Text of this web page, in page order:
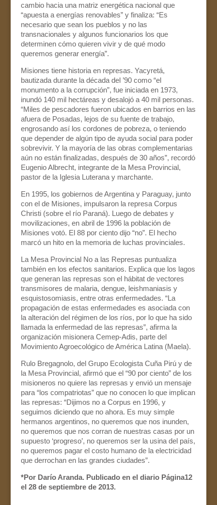
cambio hacia una matriz energética nacional que
“apuesta a energías renovables” y finaliza: “Es
necesario que sean los pueblos y no las
transnacionales y algunos funcionarios los que
determinen cómo quieren vivir y de qué modo
queremos generar energía”.
Misiones tiene historia en represas. Yacyretá,
bautizada durante la década del ’90 como “el
monumento a la corrupción”, fue iniciada en 1973,
inundó 140 mil hectáreas y desalojó a 40 mil personas.
“Miles de pescadores fueron ubicados en barrios en las
afuera de Posadas, lejos de su fuente de trabajo,
engrosando así los cordones de pobreza, o teniendo
que depender de algún tipo de ayuda social para poder
sobrevivir. Y la mayoría de las obras complementarias
aún no están finalizadas, después de 30 años”, recordó
Eugenio Albrecht, integrante de la Mesa Provincial,
pastor de la Iglesia Luterana y marchante.
En 1995, los gobiernos de Argentina y Paraguay, junto
con el de Misiones, impulsaron la represa Corpus
Christi (sobre el río Paraná). Luego de debates y
movilizaciones, en abril de 1996 la población de
Misiones votó. El 88 por ciento dijo “no”. El hecho
marcó un hito en la memoria de luchas provinciales.
La Mesa Provincial No a las Represas puntualiza
también en los efectos sanitarios. Explica que los lagos
que generan las represas son el hábitat de vectores
transmisores de malaria, dengue, leishmaniasis y
esquistosomiasis, entre otras enfermedades. “La
propagación de estas enfermedades es asociada con
la alteración del régimen de los ríos, por lo que ha sido
llamada la enfermedad de las represas”, afirma la
organización misionera Cemep-Adis, parte del
Movimiento Agroecológico de América Latina (Maela).
Rulo Bregagnolo, del Grupo Ecologista Cuña Pirú y de
la Mesa Provincial, afirmó que el “90 por ciento” de los
misioneros no quiere las represas y envió un mensaje
para “los compatriotas” que no conocen lo que implican
las represas: “Dijimos no a Corpus en 1996, y
seguimos diciendo que no ahora. Es muy simple
hermanos argentinos, no queremos que nos inunden,
no queremos que nos corran de nuestras casas por un
supuesto ‘progreso’, no queremos ser la usina del país,
no queremos pagar el costo humano de la electricidad
que derrochan en las grandes ciudades”.
*Por Darío Aranda. Publicado en el diario Página12
el 28 de septiembre de 2013.